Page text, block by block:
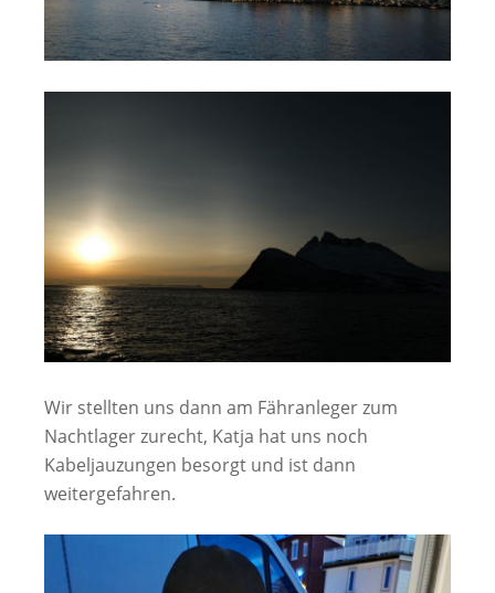
Wir stellten uns dann am Fähranleger zum
Nachtlager zurecht, Katja hat uns noch
Kabeljauzungen besorgt und ist dann
weitergefahren.